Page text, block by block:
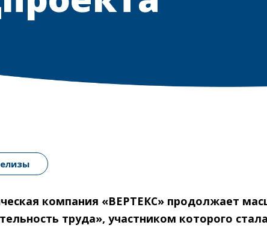
компания «ВЕРТЕКС» продолжает
труда», участником которого